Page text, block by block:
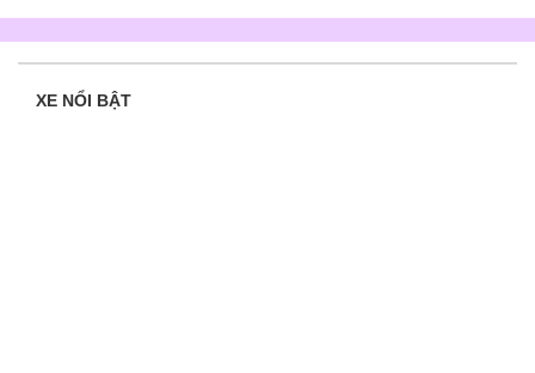
XE NỔI BẬT